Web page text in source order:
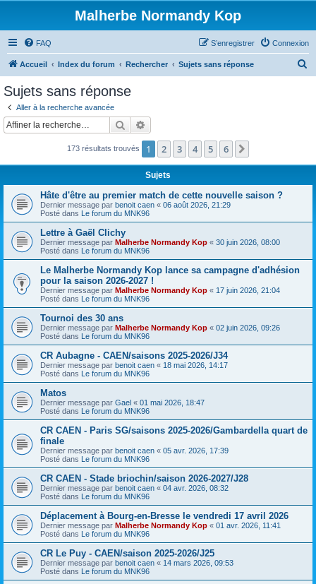
Malherbe Normandy Kop
FAQ Connexion
S’enregistrer
Accueil Index du forum Rechercher Sujets sans réponse
c
Sujets sans réponse
Aller à la recherche avancée
Rechercher
173 résultats trouvés 1 2 3 4 5 6
Sujets
Hâte d'être au premier match de cette nouvelle saison ?
Dernier message par benoit caen « 06 août 2026, 21:29
Posté dans Le forum du MNK96
Lettre à Gaël Clichy
Dernier message par Malherbe Normandy Kop « 30 juin 2026, 08:00
Posté dans Le forum du MNK96
Le Malherbe Normandy Kop lance sa campagne d'adhésion
pour la saison 2026-2027 !
Dernier message par Malherbe Normandy Kop « 17 juin 2026, 21:04
Posté dans Le forum du MNK96
Tournoi des 30 ans
Dernier message par Malherbe Normandy Kop « 02 juin 2026, 09:26
Posté dans Le forum du MNK96
CR Aubagne - CAEN/saisons 2025-2026/J34
Dernier message par benoit caen « 18 mai 2026, 14:17
Posté dans Le forum du MNK96
Matos
Dernier message par Gael « 01 mai 2026, 18:47
Posté dans Le forum du MNK96
CR CAEN - Paris SG/saisons 2025-2026/Gambardella quart de
finale
Dernier message par benoit caen « 05 avr. 2026, 17:39
Posté dans Le forum du MNK96
CR CAEN - Stade briochin/saison 2026-2027/J28
Dernier message par benoit caen « 04 avr. 2026, 08:32
Posté dans Le forum du MNK96
Déplacement à Bourg-en-Bresse le vendredi 17 avril 2026
Dernier message par Malherbe Normandy Kop « 01 avr. 2026, 11:41
Posté dans Le forum du MNK96
CR Le Puy - CAEN/saison 2025-2026/J25
Dernier message par benoit caen « 14 mars 2026, 09:53
Posté dans Le forum du MNK96